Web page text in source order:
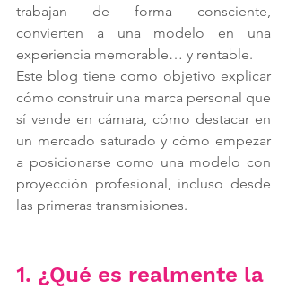
trabajan de forma consciente,
convierten a una modelo en una
experiencia memorable… y rentable.
Este blog tiene como objetivo explicar
cómo construir una marca personal que
sí vende en cámara, cómo destacar en
un mercado saturado y cómo empezar
a posicionarse como una modelo con
proyección profesional, incluso desde
las primeras transmisiones.
1. ¿Qué es realmente la